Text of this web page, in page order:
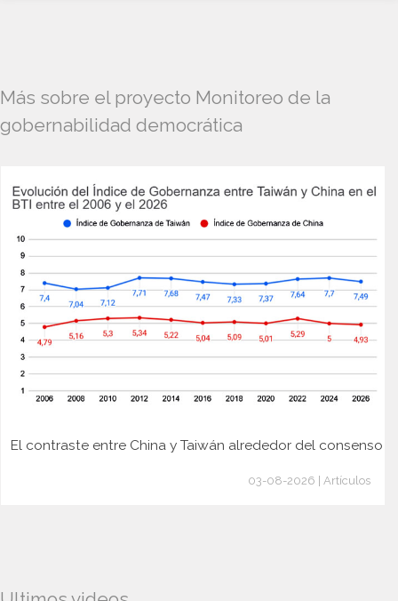
Más sobre el proyecto Monitoreo de la
gobernabilidad democrática
El contraste entre China y Taiwán alrededor del consenso
03-08-2026 | Artículos